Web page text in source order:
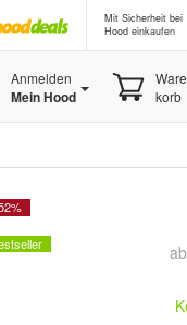
Mit Sicherheit bei
Hood einkaufen
Anmelden
Mein Hood
korb
ab